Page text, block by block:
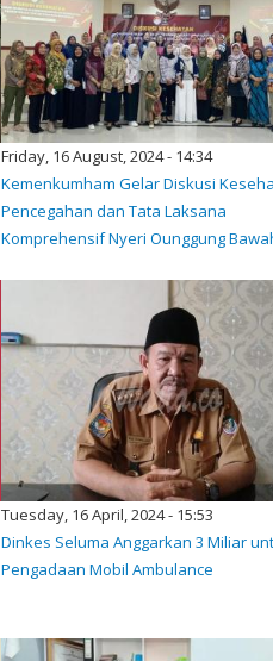
Friday, 16 August, 2024 - 14:34
Kemenkumham Gelar Diskusi
Pencegahan dan Tata Laksana
Komprehensif Nyeri Ounggung
Tuesday, 16 April, 2024 - 15:53
Dinkes Seluma Anggarkan 3 Miliar
Pengadaan Mobil Ambulance